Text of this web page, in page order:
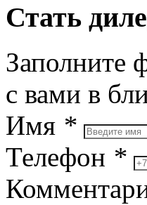
Стать
Заполните
с вами в
Имя *
Телефон *